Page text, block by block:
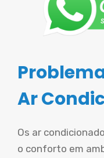
Ar
Os ar
o conforto em